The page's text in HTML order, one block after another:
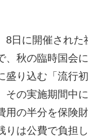
日に開催された
、秋の臨時国会
盛り込む「流行
その実施期間中
用の半分を保険
りは公費で負担